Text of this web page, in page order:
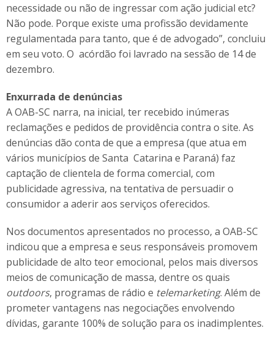
necessidade ou não de ingressar com ação judicial etc?
Não pode. Porque existe uma profissão devidamente
regulamentada para tanto, que é de advogado”, concluiu
em seu voto. O acórdão foi lavrado na sessão de 14 de
dezembro.
Enxurrada de denúncias
A OAB-SC narra, na inicial, ter recebido inúmeras
reclamações e pedidos de providência contra o site. As
denúncias dão conta de que a empresa (que atua em
vários municípios de Santa Catarina e Paraná) faz
captação de clientela de forma comercial, com
publicidade agressiva, na tentativa de persuadir o
consumidor a aderir aos serviços oferecidos.
Nos documentos apresentados no processo, a OAB-SC
indicou que a empresa e seus responsáveis promovem
publicidade de alto teor emocional, pelos mais diversos
meios de comunicação de massa, dentre os quais
outdoors, programas de rádio e telemarketing. Além de
prometer vantagens nas negociações envolvendo
dívidas, garante 100% de solução para os inadimplentes.